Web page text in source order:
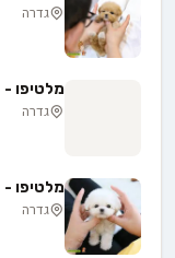
גדרה
מלטיפו -
גדרה
מלטיפו -
גדרה